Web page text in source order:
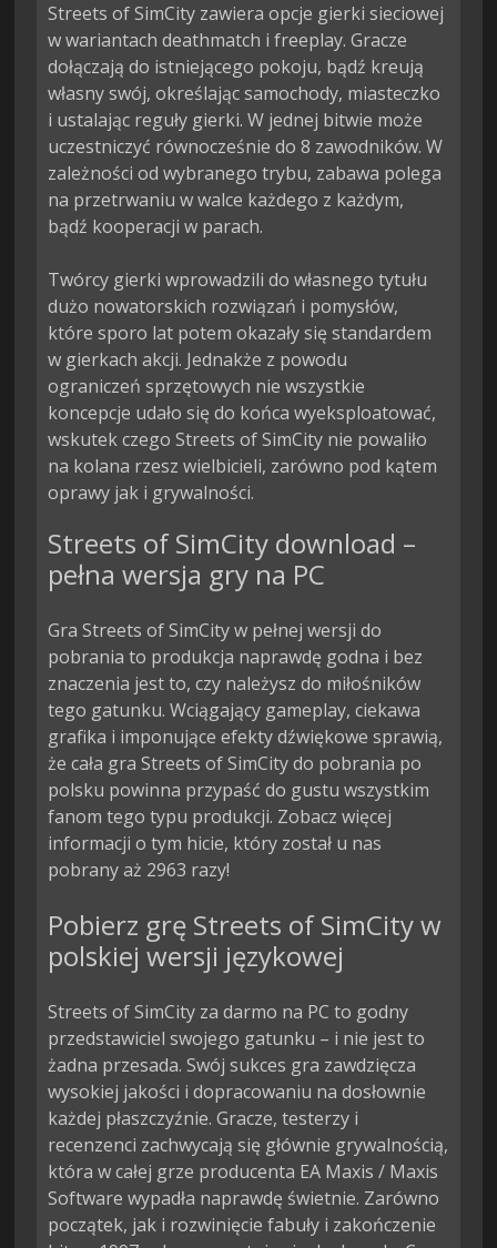
Streets of SimCity zawiera opcje gierki sieciowej
w wariantach deathmatch i freeplay. Gracze
dołączają do istniejącego pokoju, bądź kreują
własny swój, określając samochody, miasteczko
i ustalając reguły gierki. W jednej bitwie może
uczestniczyć równocześnie do 8 zawodników. W
zależności od wybranego trybu, zabawa polega
na przetrwaniu w walce każdego z każdym,
bądź kooperacji w parach.
Twórcy gierki wprowadzili do własnego tytułu
dużo nowatorskich rozwiązań i pomysłów,
które sporo lat potem okazały się standardem
w gierkach akcji. Jednakże z powodu
ograniczeń sprzętowych nie wszystkie
koncepcje udało się do końca wyeksploatować,
wskutek czego Streets of SimCity nie powaliło
na kolana rzesz wielbicieli, zarówno pod kątem
oprawy jak i grywalności.
Streets of SimCity download –
pełna wersja gry na PC
Gra Streets of SimCity w pełnej wersji do
pobrania to produkcja naprawdę godna i bez
znaczenia jest to, czy należysz do miłośników
tego gatunku. Wciągający gameplay, ciekawa
grafika i imponujące efekty dźwiękowe sprawią,
że cała gra Streets of SimCity do pobrania po
polsku powinna przypaść do gustu wszystkim
fanom tego typu produkcji. Zobacz więcej
informacji o tym hicie, który został u nas
pobrany aż 2963 razy!
Pobierz grę Streets of SimCity w
polskiej wersji językowej
Streets of SimCity za darmo na PC to godny
przedstawiciel swojego gatunku – i nie jest to
żadna przesada. Swój sukces gra zawdzięcza
wysokiej jakości i dopracowaniu na dosłownie
każdej płaszczyźnie. Gracze, testerzy i
recenzenci zachwycają się głównie grywalnością,
która w całej grze producenta EA Maxis / Maxis
Software wypadła naprawdę świetnie. Zarówno
początek, jak i rozwinięcie fabuły i zakończenie